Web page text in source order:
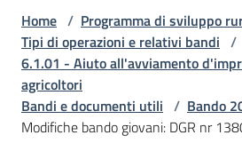
Argomenti
Novità
Home / Programma di sviluppo
Tipi di operazioni e relativi bandi /
6.1.01 - Aiuto all'avviamento
agricoltori
Bandi e documenti utili / Bando
Modifiche bando giovani: DGR nr